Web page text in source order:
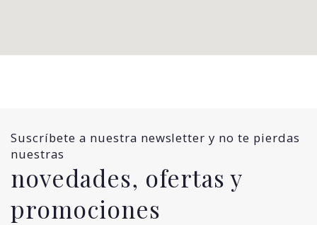
Suscríbete a nuestra newsletter y no te pierdas
nuestras
novedades, ofertas y
promociones